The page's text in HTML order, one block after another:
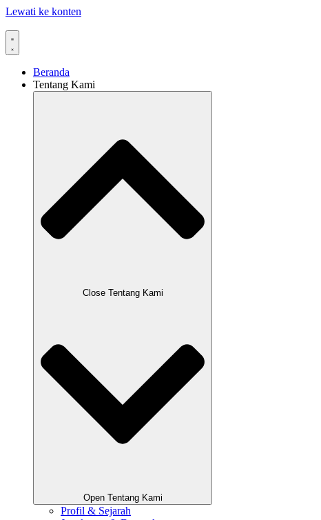
Lewati ke konten
Beranda
Tentang Kami
Close Tentang Kami
Open Tentang Kami
Profil & Sejarah